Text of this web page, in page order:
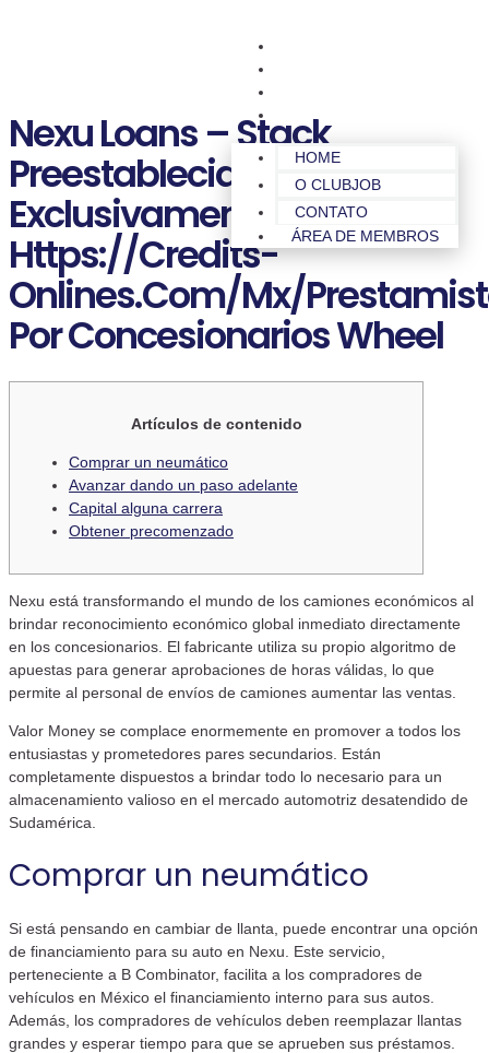
ÁREA DE MEMBROS
HOME
O CLUBJOB
CONTATO
ÁREA DE MEMBROS
Nexu Loans – Stack
Preestablecido
Exclusivamente
Https://credits-
Onlines.com/mx/
Por Concesionarios Wheel
Artículos de contenido
Comprar un neumático
Avanzar dando un paso adelante
Capital alguna carrera
Obtener precomenzado
Nexu está transformando el mundo de los camiones económicos al
brindar reconocimiento económico global inmediato directamente
en los concesionarios. El fabricante utiliza su propio algoritmo de
apuestas para generar aprobaciones de horas válidas, lo que
permite al personal de envíos de camiones aumentar las ventas.
Valor Money se complace enormemente en promover a todos los
entusiastas y prometedores pares secundarios. Están
completamente dispuestos a brindar todo lo necesario para un
almacenamiento valioso en el mercado automotriz desatendido de
Sudamérica.
Comprar un neumático
Si está pensando en cambiar de llanta, puede encontrar una opción
de financiamiento para su auto en Nexu. Este servicio,
perteneciente a B Combinator, facilita a los compradores de
vehículos en México el financiamiento interno para sus autos.
Además, los compradores de vehículos deben reemplazar llantas
grandes y esperar tiempo para que se aprueben sus préstamos.